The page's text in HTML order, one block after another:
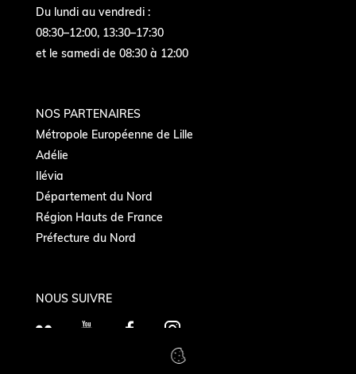
Du lundi au vendredi :
08:30–12:00, 13:30–17:30
et le samedi de 08:30 à 12:00
NOS PARTENAIRES
Métropole Européenne de Lille
Adélie
Ilévia
Département du Nord
Région Hauts de France
Préfecture du Nord
NOUS SUIVRE
F
Y
F
I